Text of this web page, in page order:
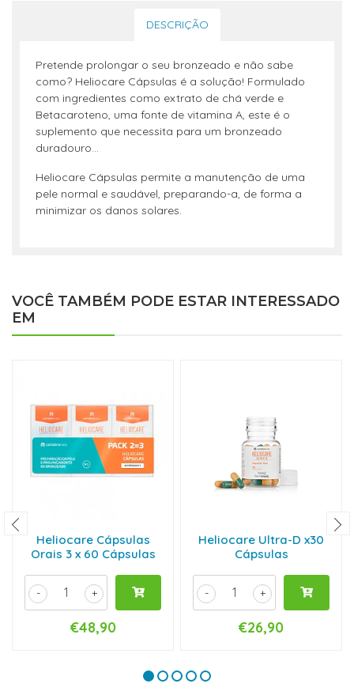
DESCRIÇÃO
Pretende prolongar o seu bronzeado e não sabe
como? Heliocare Cápsulas é a solução! Formulado
com ingredientes como extrato de chá verde e
Betacaroteno, uma fonte de vitamina A, este é o
suplemento que necessita para um bronzeado
duradouro...
Heliocare Cápsulas permite a manutenção de uma
pele normal e saudável, preparando-a, de forma a
minimizar os danos solares.
VOCÊ TAMBÉM PODE ESTAR INTERESSADO
EM
Heliocare Cápsulas
Orais 3 x 60 Cápsulas
+
-
€48,90
Heliocare Ultra-D x30
Cápsulas
+
-
€26,90